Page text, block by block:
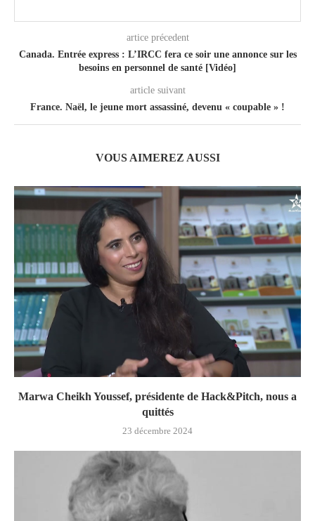
artice précedent
Canada. Entrée express : L’IRCC fera ce soir une annonce sur les
besoins en personnel de santé [Vidéo]
article suivant
France. Naël, le jeune mort assassiné, devenu « coupable » !
VOUS AIMEREZ AUSSI
Marwa Cheikh Youssef, présidente de Hack&Pitch, nous a
quittés
23 décembre 2024